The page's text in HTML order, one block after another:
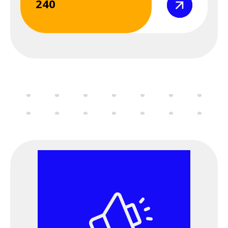
Σεμινάριο
(webinar) "Μέσα
Ατομικής
12:00 am - 09:00 pm
Διαδικτυακό
06:00 pm - 09:00 pm
Εκδήλωση
ΕΛ.ΙΝ.Υ.Α.Ε. - Παν.
Ιωαννίνων -
240